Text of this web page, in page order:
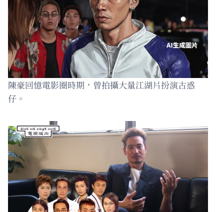
陳豪回憶電影圈時期，曾拍攝大量江湖片扮演古惑
仔。